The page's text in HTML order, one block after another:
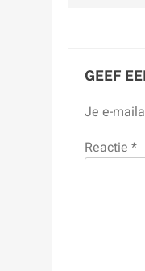
GEEF
Je e-
Reactie *